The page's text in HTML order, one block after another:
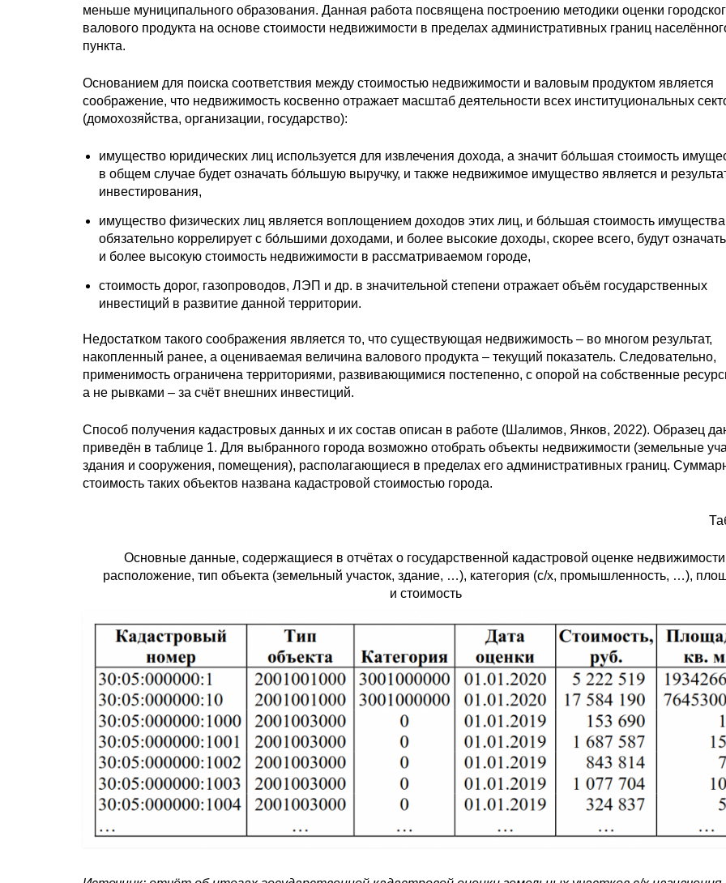
меньше муниципального образования. Данная работа посвящена построению методики оценки
валового продукта на основе стоимости недвижимости в пределах административных границ
пункта.
Основанием для поиска соответствия между стоимостью недвижимости и валовым продуктом является
соображение, что недвижимость косвенно отражает масштаб деятельности всех институциональных
(домохозяйства, организации, государство):
имущество юридических лиц используется для извлечения дохода, а значит бо́льшая стоимость
в общем случае будет означать бо́льшую выручку, и также недвижимое имущество является и
инвестирования,
имущество физических лиц является воплощением доходов этих лиц, и бо́льшая стоимость имущества
обязательно коррелирует с бо́льшими доходами, и более высокие доходы, скорее всего, будут означать
и более высокую стоимость недвижимости в рассматриваемом городе,
стоимость дорог, газопроводов, ЛЭП и др. в значительной степени отражает объём государственных
инвестиций в развитие данной территории.
Недостатком такого соображения является то, что существующая недвижимость – во многом результат,
накопленный ранее, а оцениваемая величина валового продукта – текущий показатель. Следовательно,
применимость ограничена территориями, развивающимися постепенно, с опорой на собственные
а не рывками – за счёт внешних инвестиций.
Способ получения кадастровых данных и их состав описан в работе (Шалимов, Янков, 2022). Образец
приведён в таблице 1. Для выбранного города возможно отобрать объекты недвижимости (земельные
здания и сооружения, помещения), располагающиеся в пределах его административных границ.
стоимость таких объектов названа кадастровой стоимостью города.
Основные данные, содержащиеся в отчётах о государственной кадастровой оценке
расположение, тип объекта (земельный участок, здание, …), категория (с/х, промышленность, …),
и стоимость